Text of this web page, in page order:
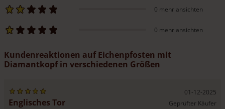
0 mehr ansichten
0 mehr ansichten
Kundenreaktionen auf Eichenpfosten mit
Diamantkopf in verschiedenen Größen
Englisches Tor Geprüfter Käufer
01-12-2025